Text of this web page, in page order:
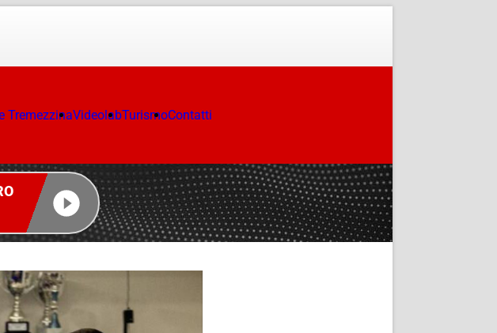
TremezzinaVideolabTurismoContatti